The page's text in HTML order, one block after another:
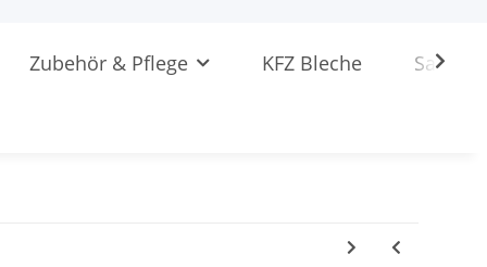
Zubehör & Pflege KFZ Bleche